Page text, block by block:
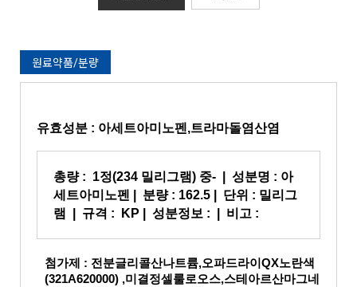
원료약품/분량
유효성분 : 아세트아미노펜,트라마돌염산염
총량 : 1정(234 밀리그램) 중- | 성분명 : 아
세트아미노펜
| 분량 : 162.5 | 단위 : 밀리그
램 | 규격 :
KP | 성분정보 : | 비고 :
첨가제 : 전분글리콜산나트륨,오파드라이QX노란색
(321A620000) ,미결정셀룰로오스,스테아르산마그네